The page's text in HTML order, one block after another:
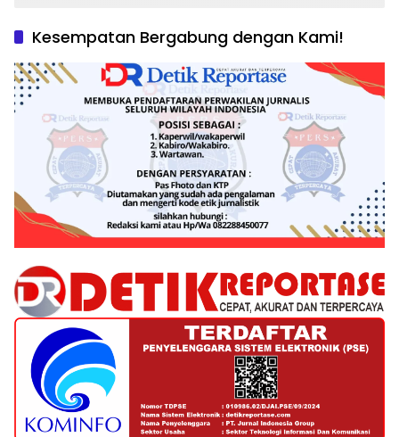
Kesempatan Bergabung dengan Kami!